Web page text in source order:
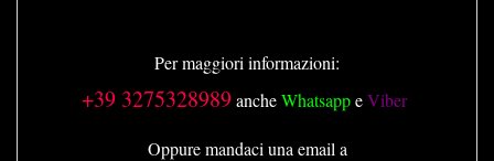
Per maggiori informazioni:
+39 3275328989ancheWhatsappeViber
Oppure mandaci una email a